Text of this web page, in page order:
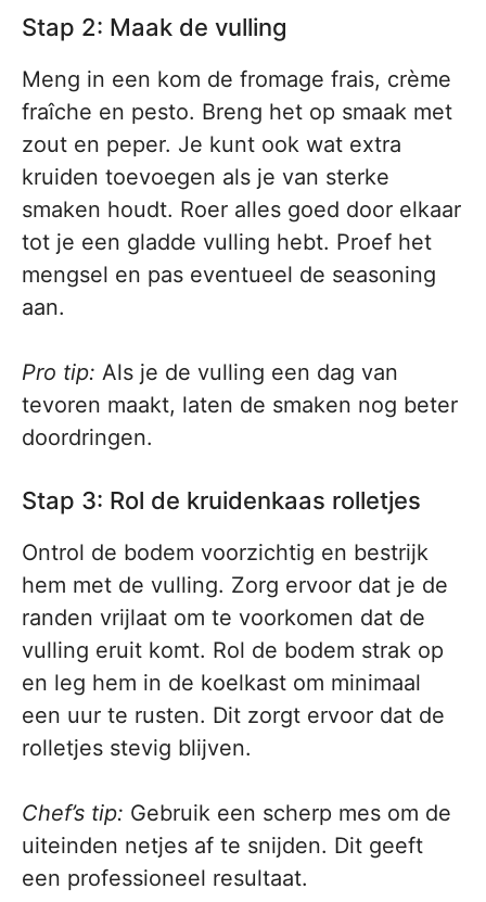
Stap 2: Maak de vulling
Meng in een kom de fromage frais, crème
fraîche en pesto. Breng het op smaak met
zout en peper. Je kunt ook wat extra
kruiden toevoegen als je van sterke
smaken houdt. Roer alles goed door elkaar
tot je een gladde vulling hebt. Proef het
mengsel en pas eventueel de seasoning
aan.
Pro tip: Als je de vulling een dag van
tevoren maakt, laten de smaken nog beter
doordringen.
Stap 3: Rol de kruidenkaas rolletjes
Ontrol de bodem voorzichtig en bestrijk
hem met de vulling. Zorg ervoor dat je de
randen vrijlaat om te voorkomen dat de
vulling eruit komt. Rol de bodem strak op
en leg hem in de koelkast om minimaal
een uur te rusten. Dit zorgt ervoor dat de
rolletjes stevig blijven.
Chef’s tip: Gebruik een scherp mes om de
uiteinden netjes af te snijden. Dit geeft
een professioneel resultaat.